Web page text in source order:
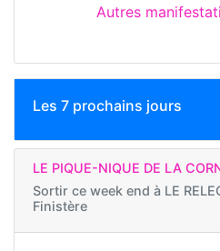
Autres
Les 7 prochains jours
LE PIQUE-NIQUE DE LA
Sortir ce week end à LE
Finistère